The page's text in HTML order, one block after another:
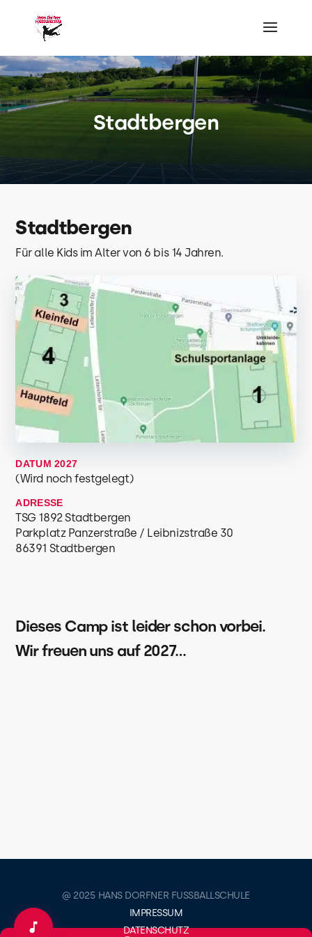
Stadtbergen
Stadtbergen
Für alle Kids im Alter von 6 bis 14 Jahren.
DATUM 2027
(Wird noch festgelegt)
ADRESSE
TSG 1892 Stadtbergen
Parkplatz Panzerstraße / Leibnizstraße 30
86391 Stadtbergen
Dieses Camp ist leider schon vorbei.
Wir freuen uns auf 2027…
@ 2025 HANS DORFNER FUSSBALLSCHULE
IMPRESSUM
DATENSCHUTZ